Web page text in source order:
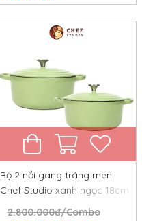
Bộ 2 nồi gang tráng men
Chef Studio xanh ngọc 18cm
2.800.000đ/Combo